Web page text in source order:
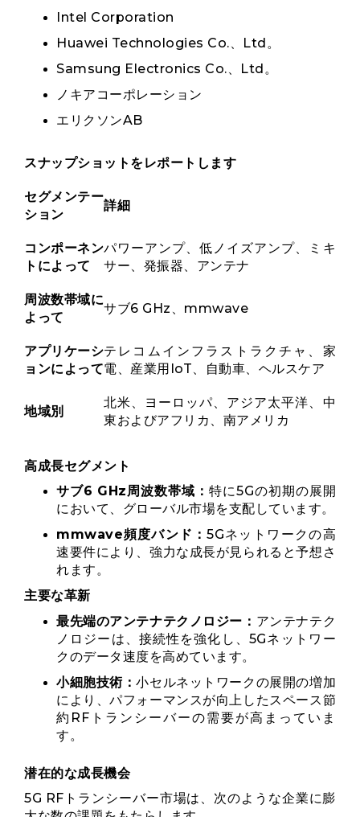
Intel Corporation
Huawei Technologies Co.、Ltd。
Samsung Electronics Co.、Ltd。
ノキアコーポレーション
エリクソンAB
スナップショットをレポートします
セグメンテー
ション
詳細
コンポーネン
トによって
パワーアンプ、低ノイズアンプ、ミキ
サー、発振器、アンテナ
周波数帯域に
よって
サブ6 GHz、mmwave
アプリケーシ
ョンによって
テレコムインフラストラクチャ、家
電、産業用IoT、自動車、ヘルスケア
地域別
北米、ヨーロッパ、アジア太平洋、中
東およびアフリカ、南アメリカ
高成長セグメント
サブ6 GHz周波数帯域：特に5Gの初期の展開
において、グローバル市場を支配しています。
mmwave頻度バンド：5Gネットワ​​ークの高
速要件により、強力な成長が見られると予想さ
れます。
主要な革新
最先端のアンテナテクノロジー： アンテナテク
ノロジーは、接続性を強化し、5Gネットワ​​ー
クのデータ速度を高めています。
小細胞技術：小セルネットワークの展開の増加
により、パフォーマンスが向上したスペース節
約RFトランシーバーの需要が高まっていま
す。
潜在的な成長機会
5G RFトランシーバー市場は、次のような企業に膨